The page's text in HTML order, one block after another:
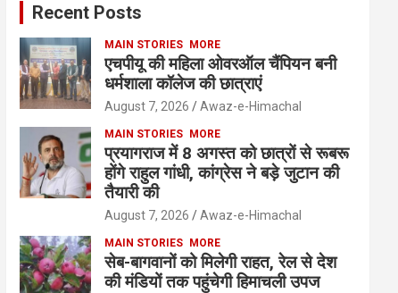
Recent Posts
MAIN STORIES MORE
एचपीयू की महिला ओवरऑल चैंपियन बनी
धर्मशाला कॉलेज की छात्राएं
August 7, 2026 Awaz-e-Himachal
MAIN STORIES MORE
प्रयागराज में 8 अगस्त को छात्रों से रूबरू
होंगे राहुल गांधी, कांग्रेस ने बड़े जुटान की
तैयारी की
August 7, 2026 Awaz-e-Himachal
MAIN STORIES MORE
सेब-बागवानों को मिलेगी राहत, रेल से देश
की मंडियों तक पहुंचेगी हिमाचली उपज